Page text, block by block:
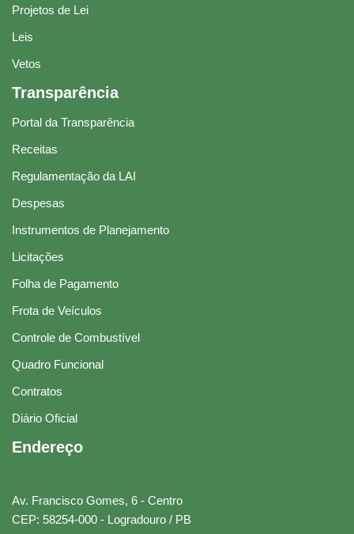
Projetos de Lei
Leis
Vetos
Transparência
Portal da Transparência
Receitas
Regulamentação da LAI
Despesas
Instrumentos de Planejamento
Licitações
Folha de Pagamento
Frota de Veículos
Controle de Combustível
Quadro Funcional
Contratos
Diário Oficial
Endereço
Av. Francisco Gomes, 6 - Centro
CEP: 58254-000 - Logradouro / PB